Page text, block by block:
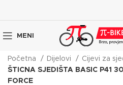
MENI
Početna Dijelovi
Cijevi za
ŠTICNA SJEDIŠTA BASIC P41
FORCE